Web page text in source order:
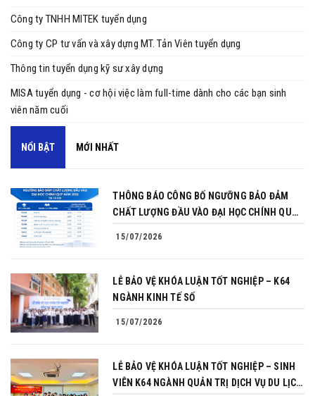
Công ty TNHH MITEK tuyển dụng
Công ty CP tư vấn và xây dựng MT. Tản Viên tuyển dụng
Thông tin tuyển dụng kỹ sư xây dựng
MISA tuyển dụng - cơ hội việc làm full-time dành cho các bạn sinh
viên năm cuối
NỔI BẬT MỚI NHẤT
THÔNG BÁO CÔNG BỐ NGƯỠNG BẢO ĐẢM
CHẤT LƯỢNG ĐẦU VÀO ĐẠI HỌC CHÍNH QUY
15/07/2026
LỄ BẢO VỆ KHÓA LUẬN TỐT NGHIỆP – K64
NGÀNH KINH TẾ SỐ
15/07/2026
LỄ BẢO VỆ KHÓA LUẬN TỐT NGHIỆP – SINH
VIÊN K64 NGÀNH QUẢN TRỊ DỊCH VỤ DU LỊCH